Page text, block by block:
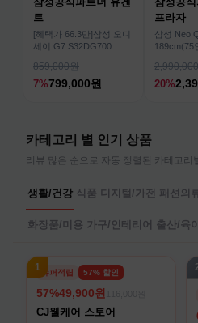
트
[혜택가 66.3만]삼성 오디
세이 G7 S32DG700
859,000원
7%799,000원
프라자
삼성 Neo
189cm(75
TV
20%
카테고리 별 인기 상품
리뷰 많은 순으로 자동 정렬된 카테고리
생활/건강 식품 디지털/가전 패션의
화장품/미용 가구/인테리어 출산/육
1 슈퍼적립 57% 할인
57%49,900원
CJ웰케어 스토어